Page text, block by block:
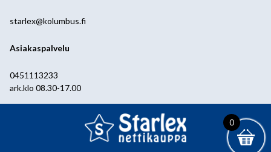
starlex@kolumbus.fi
Asiakaspalvelu
0451113233
ark.klo 08.30-17.00
0